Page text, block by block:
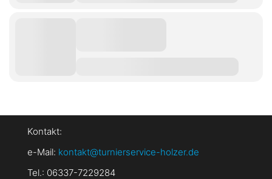
Kontakt:
e-Mail: kontakt@turnierservice-holzer.de
Tel.: 06337-7229284